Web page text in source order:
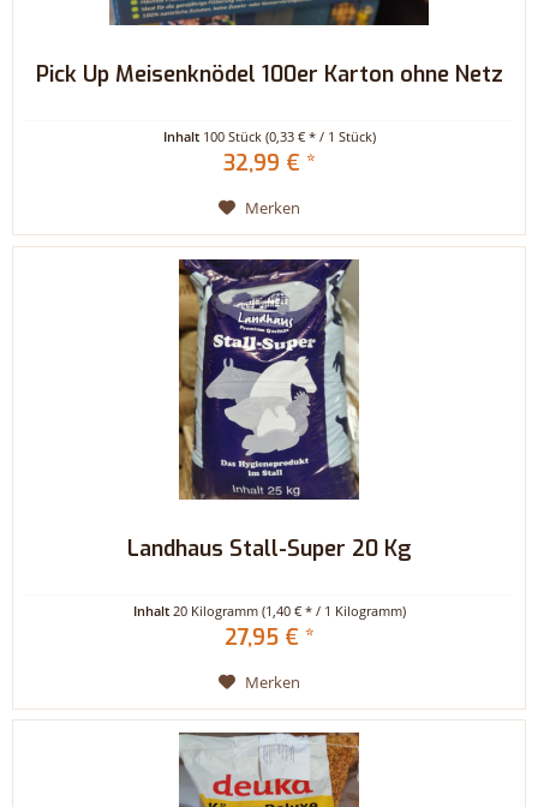
Pick Up Meisenknödel 100er Karton ohne Netz
Inhalt 100 Stück (0,33 € * / 1 Stück)
32,99 € *
Merken
Landhaus Stall-Super 20 Kg
Inhalt 20 Kilogramm (1,40 € * / 1 Kilogramm)
27,95 € *
Merken